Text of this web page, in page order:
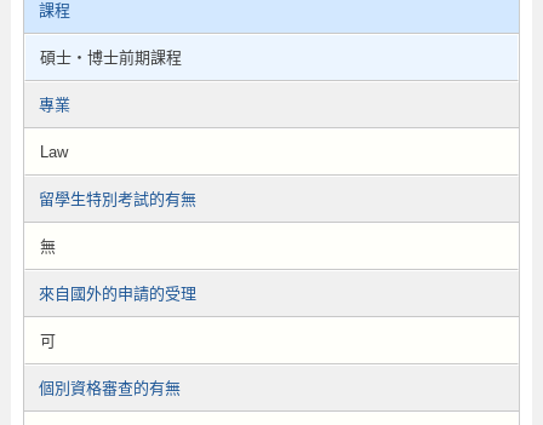
課程
碩士・博士前期課程
專業
Law
留學生特別考試的有無
無
來自國外的申請的受理
可
個別資格審查的有無